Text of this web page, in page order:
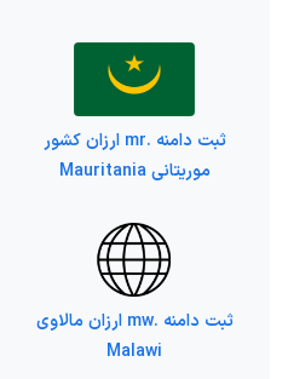
ثبت دامنه .mr ارزان کشور
موریتانی Mauritania
ثبت دامنه .mw ارزان مالاوی
Malawi